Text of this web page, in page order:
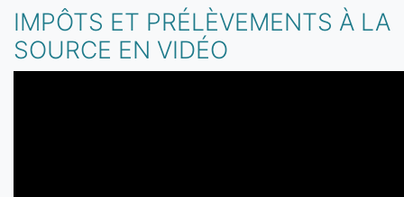
IMPÔTS ET PRÉLÈVEMENTS À LA
SOURCE EN VIDÉO